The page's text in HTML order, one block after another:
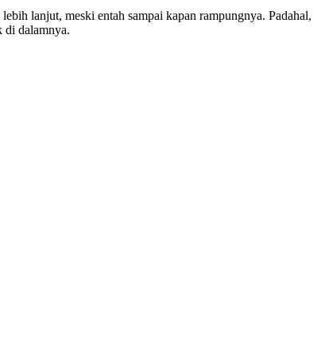
lanjut, meski entah sampai kapan rampungnya. Padahal,
di dalamnya.